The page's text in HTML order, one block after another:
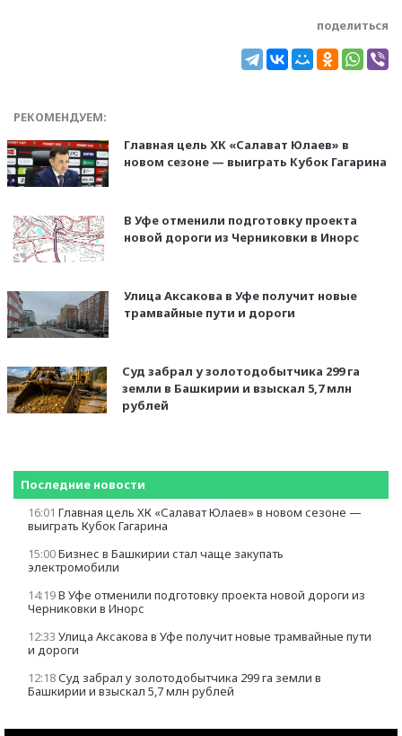
поделиться
РЕКОМЕНДУЕМ:
Главная цель ХК «Салават Юлаев» в
новом сезоне — выиграть Кубок Гагарина
В Уфе отменили подготовку проекта
новой дороги из Черниковки в Инорс
Улица Аксакова в Уфе получит новые
трамвайные пути и дороги
Суд забрал у золотодобытчика 299 га
земли в Башкирии и взыскал 5,7 млн
рублей
Последние новости
16:01 Главная цель ХК «Салават Юлаев» в новом сезоне —
выиграть Кубок Гагарина
15:00Бизнес в Башкирии стал чаще закупать
электромобили
14:19В Уфе отменили подготовку проекта новой дороги из
Черниковки в Инорс
12:33 Улица Аксакова в Уфе получит новые трамвайные пути
и дороги
12:18Суд забрал у золотодобытчика 299 га земли в
Башкирии и взыскал 5,7 млн рублей